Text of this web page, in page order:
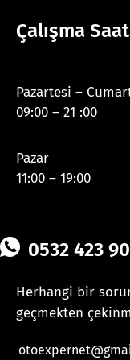
Çalışma
Pazartesi –
09:00 – 21 :00
Pazar
11:00 – 19:00
0532 423
Herhangi bir
geçmekten